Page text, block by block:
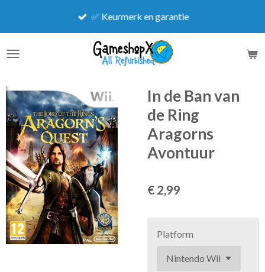
de
✅ Keurmerk en garantie
In de Ban van
de Ring
Aragorns
Avontuur
€ 2,99
Platform